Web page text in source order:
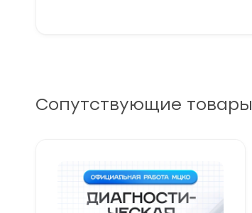
Сопутствующие товары